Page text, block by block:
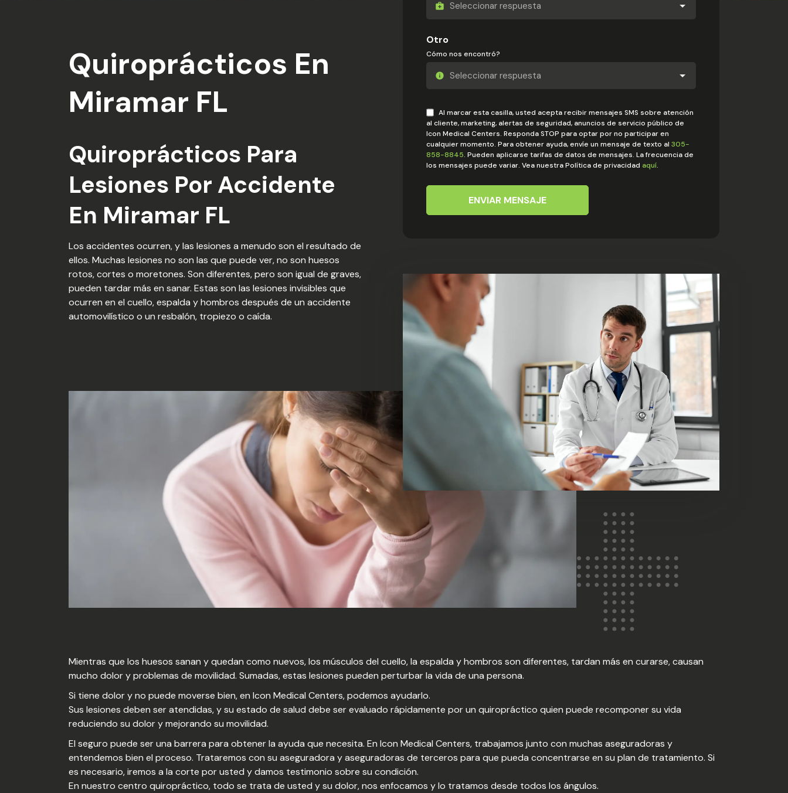
Otro
Cómo nos encontró?
Al marcar esta casilla, usted acepta recibir mensajes SMS sobre atención
al cliente, marketing, alertas de seguridad, anuncios de servicio público de
Icon Medical Centers. Responda STOP para optar por no participar en
cualquier momento. Para obtener ayuda, envíe un mensaje de texto al 305-
858-8845. Pueden aplicarse tarifas de datos de mensajes. La frecuencia de
los mensajes puede variar. Vea nuestra Política de privacidad aquí.
ENVIAR MENSAJE
Quiroprácticos En
Miramar FL
Quiroprácticos Para
Lesiones Por Accidente
En Miramar FL
Los accidentes ocurren, y las lesiones a menudo son el resultado de
ellos. Muchas lesiones no son las que puede ver, no son huesos
rotos, cortes o moretones. Son diferentes, pero son igual de graves,
pueden tardar más en sanar. Estas son las lesiones invisibles que
ocurren en el cuello, espalda y hombros después de un accidente
automovilístico o un resbalón, tropiezo o caída.
Mientras que los huesos sanan y quedan como nuevos, los músculos del cuello, la espalda y hombros son diferentes, tardan más en curarse, causan
mucho dolor y problemas de movilidad. Sumadas, estas lesiones pueden perturbar la vida de una persona.
Si tiene dolor y no puede moverse bien, en Icon Medical Centers, podemos ayudarlo.
Sus lesiones deben ser atendidas, y su estado de salud debe ser evaluado rápidamente por un quiropráctico quien puede recomponer su vida
reduciendo su dolor y mejorando su movilidad.
El seguro puede ser una barrera para obtener la ayuda que necesita. En Icon Medical Centers, trabajamos junto con muchas aseguradoras y
entendemos bien el proceso. Trataremos con su aseguradora y aseguradoras de terceros para que pueda concentrarse en su plan de tratamiento. Si
es necesario, iremos a la corte por usted y damos testimonio sobre su condición.
En nuestro centro quiropráctico, todo se trata de usted y su dolor, nos enfocamos y lo tratamos desde todos los ángulos.